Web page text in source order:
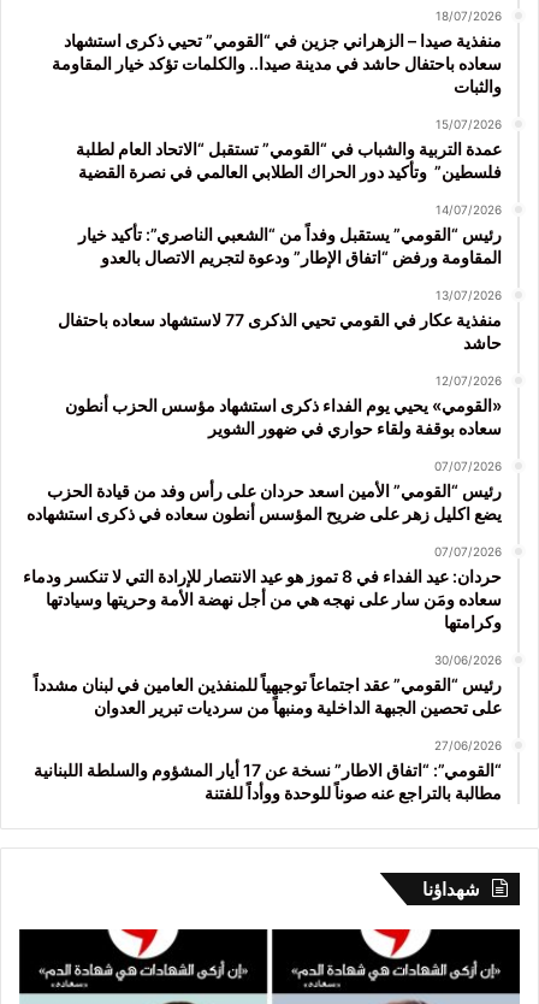
18/07/2026
منفذية صيدا – الزهراني جزين في “القومي” تحيي ذكرى استشهاد
سعاده باحتفال حاشد في مدينة صيدا.. والكلمات تؤكد خيار المقاومة
والثبات
15/07/2026
عمدة التربية والشباب في “القومي” تستقبل “الاتحاد العام لطلبة
فلسطين” وتأكيد دور الحراك الطلابي العالمي في نصرة القضية
14/07/2026
رئيس “القومي” يستقبل وفداً من “الشعبي الناصري”: تأكيد خيار
المقاومة ورفض “اتفاق الإطار” ودعوة لتجريم الاتصال بالعدو
13/07/2026
منفذية عكار في القومي تحيي الذكرى 77 لاستشهاد سعاده باحتفال
حاشد
12/07/2026
«القومي» يحيي يوم الفداء ذكرى استشهاد مؤسس الحزب أنطون
سعاده بوقفة ولقاء حواري في ضهور الشوير
07/07/2026
رئيس “القومي” الأمين اسعد حردان على رأس وفد من قيادة الحزب
يضع اكليل زهر على ضريح المؤسس أنطون سعاده في ذكرى استشهاده
07/07/2026
حردان: عيد الفداء في 8 تموز هو عيد الانتصار للإرادة التي لا تنكسر ودماء
سعاده ومَن سار على نهجه هي من أجل نهضة الأمة وحريتها وسيادتها
وكرامتها
30/06/2026
رئيس “القومي” عقد اجتماعاً توجيهياً للمنفذين العامين في لبنان مشدداً
على تحصين الجبهة الداخلية ومنبهاً من سرديات تبرير العدوان
27/06/2026
“القومي”: “اتفاق الاطار” نسخة عن 17 أيار المشؤوم والسلطة اللبنانية
مطالبة بالتراجع عنه صوناً للوحدة ووأداً للفتنة
شهداؤنا